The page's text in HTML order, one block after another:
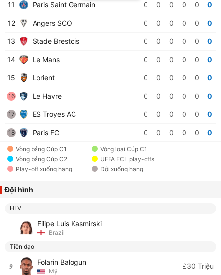
11 Paris Saint Germain 0 0 0 0 0 0
12 Angers SCO 0 0 0 0 0 0
13 Stade Brestois 0 0 0 0 0 0
14 Le Mans 0 0 0 0 0 0
15 Lorient 0 0 0 0 0 0
16 Le Havre 0 0 0 0 0 0
17 ES Troyes AC 0 0 0 0 0 0
18 Paris FC 0 0 0 0 0 0
Vòng bảng Cúp C1
Vòng loại Cúp C1
Vòng bảng Cúp C2
UEFA ECL play-offs
Play-off xuống hạng
Đội xuống hạng
Đội hình
HLV
Filipe Luis Kasmirski
Brazil
Tiền đạo
9 Folarin Balogun
Mỹ
£30 Triệu